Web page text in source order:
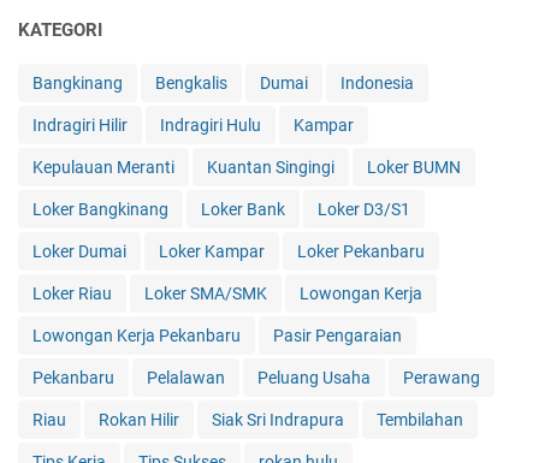
KATEGORI
Bangkinang Bengkalis Dumai Indonesia
Indragiri Hilir Indragiri Hulu Kampar
Kepulauan Meranti Kuantan Singingi Loker BUMN
Loker Bangkinang Loker Bank Loker D3/S1
Loker Dumai Loker Kampar Loker Pekanbaru
Loker Riau Loker SMA/SMK Lowongan Kerja
Lowongan Kerja Pekanbaru Pasir Pengaraian
Pekanbaru Pelalawan Peluang Usaha Perawang
Riau Rokan Hilir Siak Sri Indrapura Tembilahan